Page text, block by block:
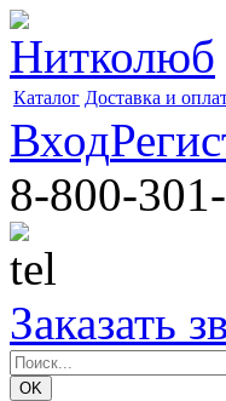
Каталог Доставка и
Вход
8-800-
Заказать